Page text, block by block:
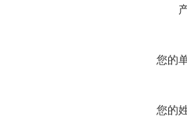
您的
您的